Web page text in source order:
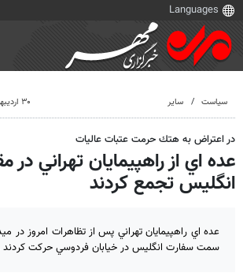
سیاست سایر ۳۰ اردیبهشت ۱۳۸۳، ۱۴:۳۵
در اعتراض به هتك حرمت عتبات عاليات
عده اي از راهپيمايان تهراني در
انگليس تجمع كردند
عده اي راهپيمايان تهراني پس از تظاهرات امروز در
سمت سفارت انگليس در خيابان فردوسي حركت كردند